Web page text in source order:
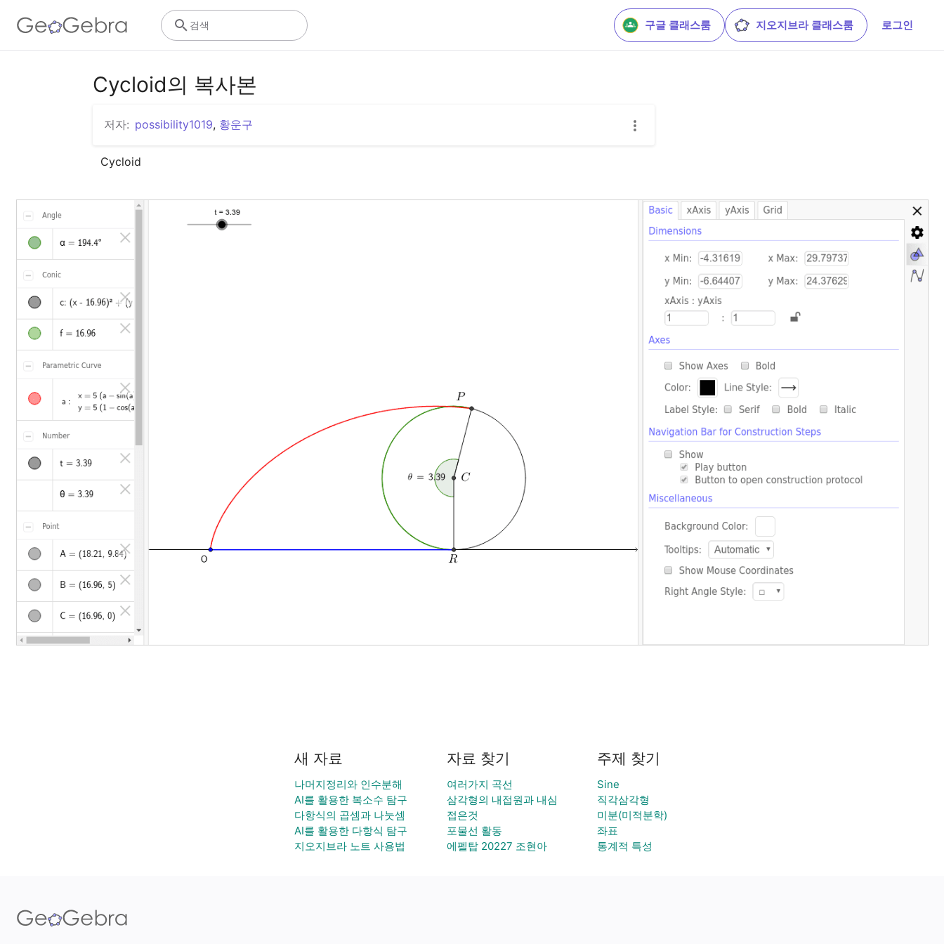
구글 클래스룸 지오지브라 클래스룸 로그인
검색
Cycloid의 복사본
저자: possibility1019, 황운구
Cycloid
새 자료
나머지정리와 인수분해
AI를 활용한 복소수 탐구
다항식의 곱셈과 나눗셈
AI를 활용한 다항식 탐구
지오지브라 노트 사용법
자료 찾기
여러가지 곡선
삼각형의 내접원과 내심
접은것
포물선 활동
에펠탑 20227 조현아
주제 찾기
Sine
직각삼각형
미분(미적분학)
좌표
통계적 특성